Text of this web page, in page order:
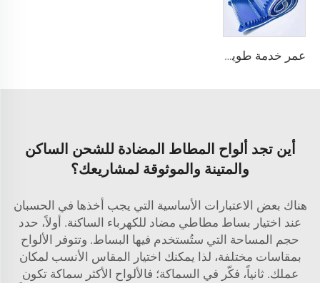
عمر خدمة طويل، فعّال من حيث التكلفة، جودة صينية، حزام ناقل بسمك 3.1 مم على شكل لفافة، PVC بسمك 3.5 مم، حزام ناقل أبيض لا نهائي للاستخدام في الصناعات الغذائية
أين تجد ألواح المطاط المضادة للشحن الساكن
والمتينة والموثوقة لمشاريعك؟
هناك بعض الاعتبارات الأساسية التي يجب أخذها في الحسبان
عند اختيار بساط مطاطي مضاد للكهرباء الساكنة. أولاً، حدد
حجم المساحة التي ستُستخدم فيها البساط. وتتوفر الألواح
بمقاسات مختلفة، لذا يمكنك اختيار المقاس الأنسب لمكان
عملك. ثانياً، فكّر في السماكة؛ فالألواح الأكثر سماكة تكون